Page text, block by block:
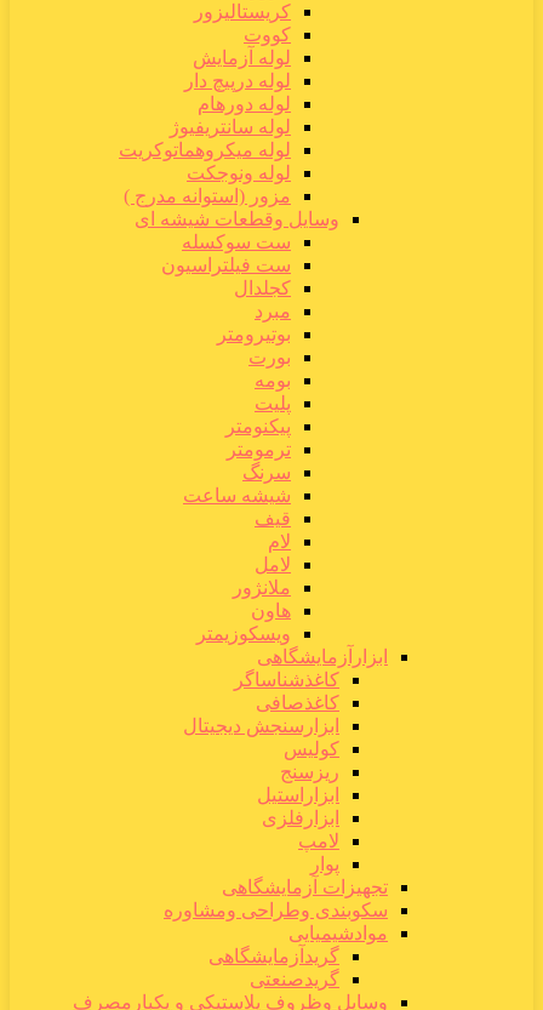
کریستالیزور
کووت
لوله آزمایش
لوله درپیچ دار
لوله دورهام
لوله سانتریفیوژ
لوله میکروهماتوکریت
لوله ونوجکت
مزور (استوانه مدرج )
وسایل وقطعات شیشه ای
ست سوکسله
ست فیلتراسیون
کجلدال
مبرد
بوتیرومتر
بورت
بومه
پلیت
پیکنومتر
ترمومتر
سرنگ
شیشه ساعت
قیف
لام
لامل
ملانژور
هاون
ویسکوزیمتر
ابزارآزمایشگاهی
کاغذشناساگر
کاغذصافی
ابزارسنجش دیجیتال
کولیس
ریزسنج
ابزاراستیل
ابزارفلزی
لامپ
پوار
تجهیزات آزمایشگاهی
سکوبندی وطراحی ومشاوره
موادشیمیایی
گریدآزمایشگاهی
گریدصنعتی
وسایل وظروف پلاستیکی و یکبارمصرف